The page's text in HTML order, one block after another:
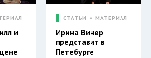
и
СТАТЬИ МАТЕРИАЛ
Ирина Винер
представит в
Петебурге